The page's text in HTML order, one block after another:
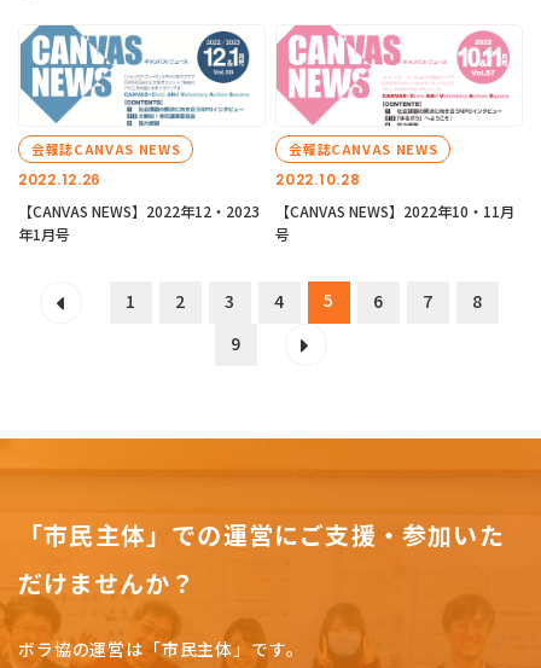
2022.12.26
会報誌CANVAS NEWS
【CANVAS NEWS】2022年12・2023
年1月号
2022.10.28
会報誌CANVAS NEWS
【CANVAS NEWS】2022年10・11月
号
1 2 3 4 5 6 7
8
9
「市民主体」での運営にご支援・参加いた
だけませんか？
ボラ協の運営は「市民主体」です。